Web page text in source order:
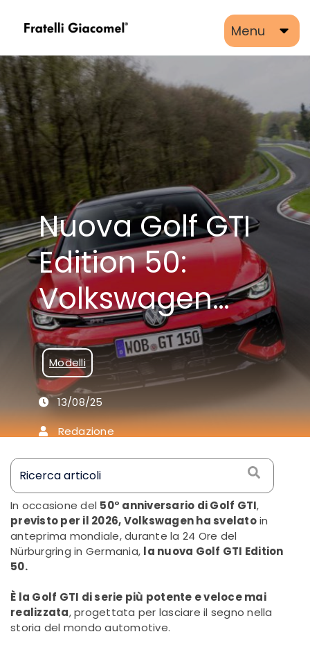
Menu
Nuova Golf GTI
Edition 50:
Volkswagen
omaggia 50
anni di
leggenda
Modelli
13/08/25
Redazione
In occasione del 50° anniversario di Golf GTI,
previsto per il 2026, Volkswagen ha svelatoin
anteprima mondiale, durante la 24 Ore del
Nürburgring in Germania, la nuova Golf GTI Edition
50.
È la Golf GTI di serie più potente e veloce mai
realizzata, progettata per lasciare il segno nella
storia del mondo automotive.